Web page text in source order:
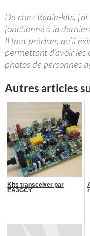
De chez Radio-kits,
fonctionné à la
Il faut préciser, qu’il
permettant d’avoir les
photos de personnes
Autres articles
Kits transceiver par
EA3GCY